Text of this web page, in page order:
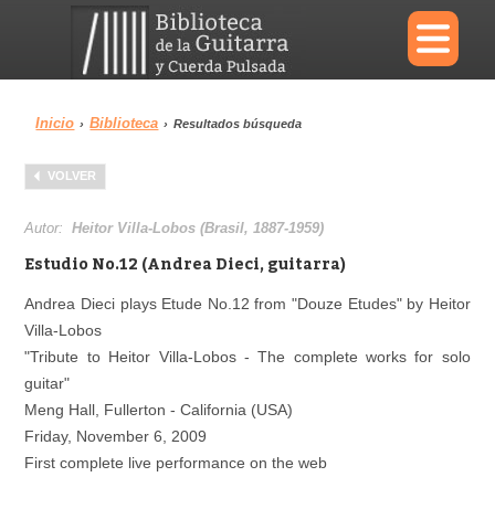
×
Menu
Biblioteca Diccionario
Área personal
Inicio › Biblioteca › Resultados búsqueda
VOLVER
Autor:Heitor Villa-Lobos (Brasil, 1887-1959)
Estudio No.12 (Andrea Dieci, guitarra)
Andrea Dieci plays Etude No.12 from "Douze Etudes" by Heitor
Villa-Lobos
"Tribute to Heitor Villa-Lobos - The complete works for solo
guitar"
Meng Hall, Fullerton - California (USA)
Friday, November 6, 2009
First complete live performance on the web